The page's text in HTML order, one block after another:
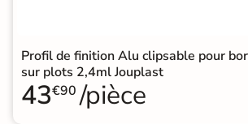
Profil de finition Alu clipsable pour
sur plots 2,4ml Jouplast
43€90 /pièce